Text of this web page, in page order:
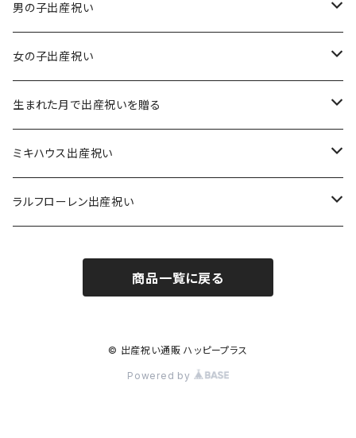
男の子出産祝い
男の子出産祝い 6,600円（税込）
男の子出産祝い 8,800円（税込）
男の子出産祝い 12,100円（税込）
男の子出産祝い 6～12ヶ月
ミキハウス男の子出産祝い
ラルフローレン男の子出産祝い
女の子出産祝い
女の子出産祝い 6,600円（税込）
女の子出産祝い 8,800円（税込）
女の子出産祝い 12,100円（税込）
女の子出産祝い 12～18ヶ月
ミキハウス女の子出産祝い
生まれた月で出産祝いを贈る
1月生まれ出産祝い
男の子出産祝い
2月生まれ出産祝い
女の子出産祝い
男の子出産祝い
4月生まれ出産祝い
5月生まれ出産祝い
ミキハウス出産祝い
男の子出産祝い
ラルフローレン出産祝い
女の子出産祝い
商品一覧に戻る
© 出産祝い通販 ハッピープラス
Powered by